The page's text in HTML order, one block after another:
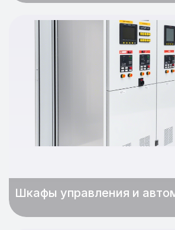
Шкафы управления и